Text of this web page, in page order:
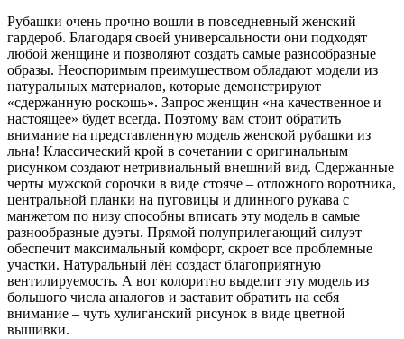
Рубашки очень прочно вошли в повседневный женский
гардероб. Благодаря своей универсальности они подходят
любой женщине и позволяют создать самые разнообразные
образы. Неоспоримым преимуществом обладают модели из
натуральных материалов, которые демонстрируют
«сдержанную роскошь». Запрос женщин «на качественное и
настоящее» будет всегда. Поэтому вам стоит обратить
внимание на представленную модель женской рубашки из
льна! Классический крой в сочетании с оригинальным
рисунком создают нетривиальный внешний вид. Сдержанные
черты мужской сорочки в виде стояче – отложного воротника,
центральной планки на пуговицы и длинного рукава с
манжетом по низу способны вписать эту модель в самые
разнообразные дуэты. Прямой полуприлегающий силуэт
обеспечит максимальный комфорт, скроет все проблемные
участки. Натуральный лён создаст благоприятную
вентилируемость. А вот колоритно выделит эту модель из
большого числа аналогов и заставит обратить на себя
внимание – чуть хулиганский рисунок в виде цветной
вышивки.